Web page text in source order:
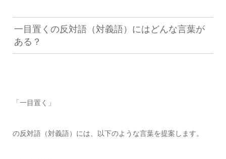
一目置くの反対語（対義語）にはどんな言葉が
ある？
「一目置く」
の反対語（対義語）には、以下のような言葉を提案します。